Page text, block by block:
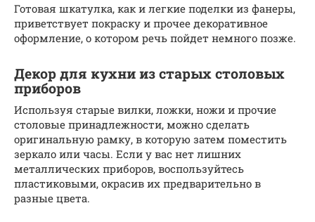
Готовая шкатулка, как и легкие поделки из фанеры,
приветствует покраску и прочее декоративное
оформление, о котором речь пойдет немного позже.
Декор для кухни из старых столовых
приборов
Используя старые вилки, ложки, ножи и прочие
столовые принадлежности, можно сделать
оригинальную рамку, в которую затем поместить
зеркало или часы. Если у вас нет лишних
металлических приборов, воспользуйтесь
пластиковыми, окрасив их предварительно в
разные цвета.